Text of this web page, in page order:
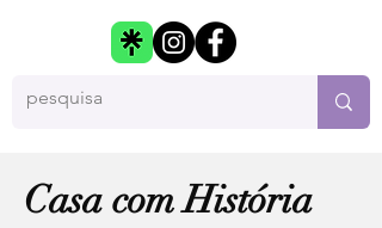
Casa com História